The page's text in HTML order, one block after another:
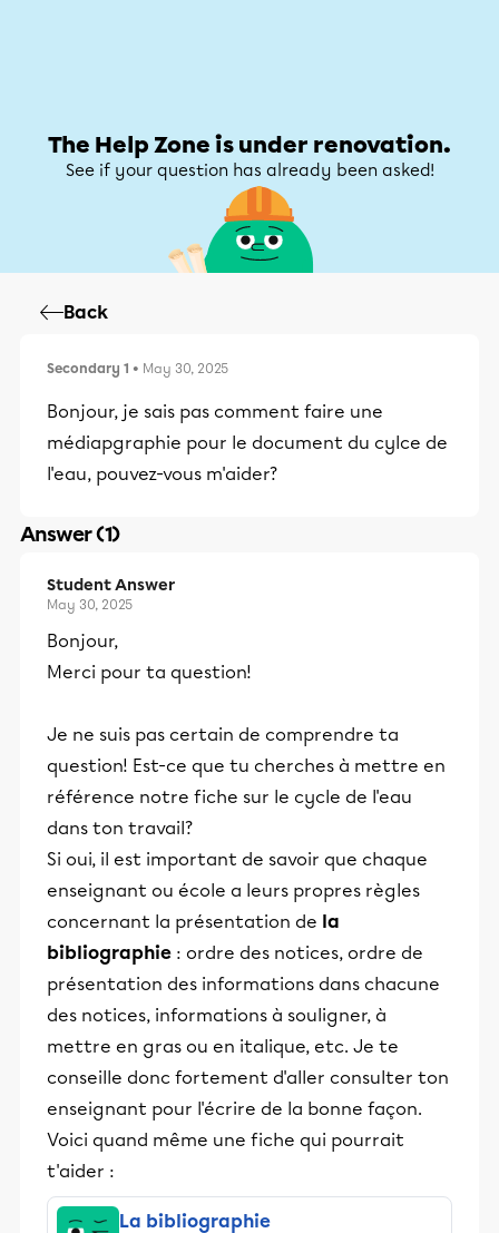
The Help Zone is under renovation.
See if your question has already been asked!
Back
Secondary 1 • May 30, 2025
Bonjour, je sais pas comment faire une
médiapgraphie pour le document du cylce de
l'eau, pouvez-vous m'aider?
Answer (1)
Student Answer
May 30, 2025
Bonjour,
Merci pour ta question!
Je ne suis pas certain de comprendre ta
question! Est-ce que tu cherches à mettre en
référence notre fiche sur le cycle de l'eau
dans ton travail?
Si oui, il est important de savoir que chaque
enseignant ou école a leurs propres règles
concernant la présentation de la
bibliographie : ordre des notices, ordre de
présentation des informations dans chacune
des notices, informations à souligner, à
mettre en gras ou en italique, etc. Je te
conseille donc fortement d'aller consulter ton
enseignant pour l'écrire de la bonne façon.
Voici quand même une fiche qui pourrait
t'aider :
La bibliographie